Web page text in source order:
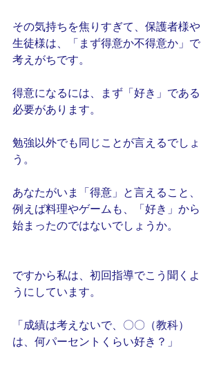
その気持ちを焦りすぎて、保護者様や
生徒様は、「まず得意か不得意か」で
考えがちです。
得意になるには、まず「好き」である
必要があります。
勉強以外でも同じことが言えるでしょ
う。
あなたがいま「得意」と言えること、
例えば料理やゲームも、「好き」から
始まったのではないでしょうか。
ですから私は、初回指導でこう聞くよ
うにしています。
「成績は考えないで、〇〇（教科）
は、何パーセントくらい好き？」